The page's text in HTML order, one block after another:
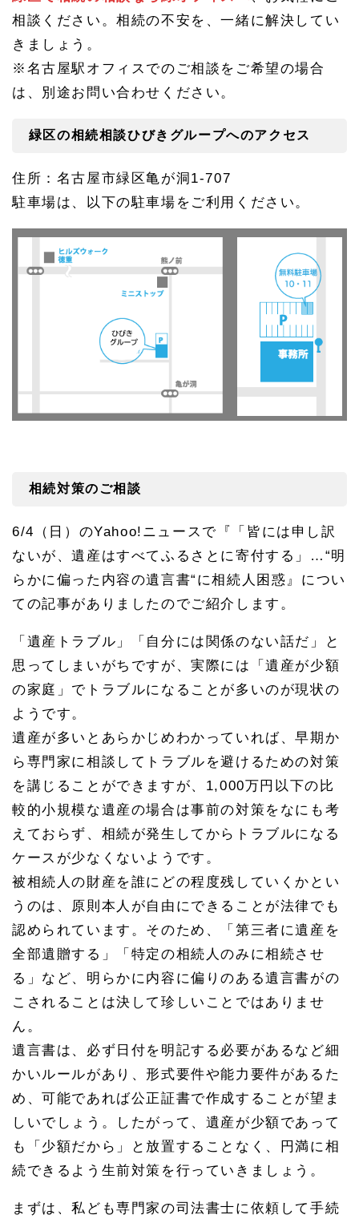
ープ
へ
相談ください。相続の不安を、一緒に解決してい
きましょう。
※名古屋駅オフィスでのご相談をご希望の場合
は、別途お問い合わせください。
緑区の相続相談ひびきグループへのアクセス
住所：名古屋市緑区亀が洞1-707
駐車場は、以下の駐車場をご利用ください。
相続対策のご相談
6/4 （日）のYahoo! ニュースで『「皆には申し訳
ないが、遺産はすべてふるさとに寄付する」…“明
らかに偏った内容の遺言書“に相続人困惑』につい
ての記事がありましたのでご紹介します。
「遺産トラブル」「自分には関係のない話だ」と
思ってしまいがちですが、実際には「遺産が少額
の家庭」でトラブルになることが多いのが現状の
ようです。
遺産が多いとあらかじめわかっていれば、早期か
ら専門家に相談してトラブルを避けるための対策
を講じることができますが、 1,000万円以下の比
較的小規模な遺産の場合は事前の対策をなにも考
えておらず、相続が発生してからトラブルになる
ケースが少なくないようです。
被相続人の財産を誰にどの程度残していくかとい
うのは、原則本人が自由にできることが法律でも
認められています。そのため、「第三者に遺産を
全部遺贈する」「特定の相続人のみに相続させ
る」など、明らかに内容に偏りのある遺言書がの
こされることは決して珍しいことではありませ
ん。
遺言書は、必ず日付を明記する必要があるなど細
かいルールがあり、形式要件や能力要件があるた
め、可能であれば公正証書で作成することが望ま
しいでしょう。したがって、遺産が少額であって
も「少額だから」と放置することなく、円満に相
続できるよう生前対策を行っていきましょう。
まずは、私ども専門家の司法書士に依頼して手続